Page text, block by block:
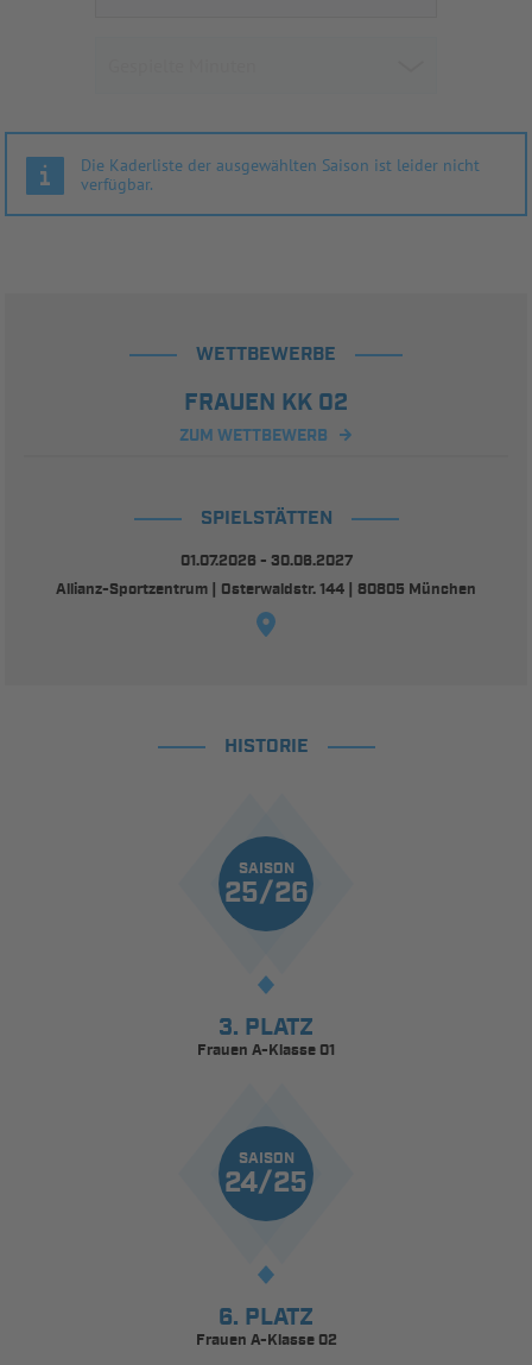
Die Kaderliste der ausgewählten Saison ist leider nicht
verfügbar.
WETTBEWERBE
FRAUEN KK 02
ZUM WETTBEWERB
SPIELSTÄTTEN
01.07.2026 - 30.06.2027
Allianz-Sportzentrum | Osterwaldstr. 144 | 80805 München
HISTORIE
SAISON
25/26
3. PLATZ
Frauen A-Klasse 01
SAISON
24/25
6. PLATZ
Frauen A-Klasse 02